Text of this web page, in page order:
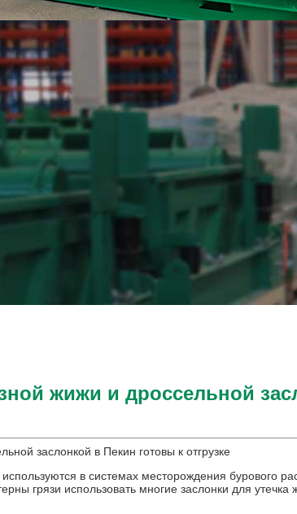
жижи и дроссельной
заслонкой в Пекин готовы к отгрузке
в системах месторождения бурового
грязи использовать многие заслонки для утечка